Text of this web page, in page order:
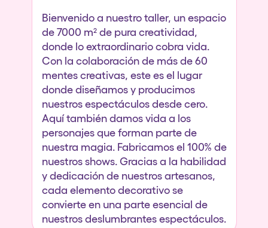
Bienvenido a nuestro taller, un espacio
de 7000 m² de pura creatividad,
donde lo extraordinario cobra vida.
Con la colaboración de más de 60
mentes creativas, este es el lugar
donde diseñamos y producimos
nuestros espectáculos desde cero.
Aquí también damos vida a los
personajes que forman parte de
nuestra magia. Fabricamos el 100% de
nuestros shows. Gracias a la habilidad
y dedicación de nuestros artesanos,
cada elemento decorativo se
convierte en una parte esencial de
nuestros deslumbrantes espectáculos.